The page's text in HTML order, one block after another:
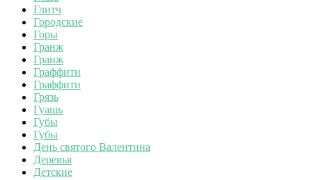
Глитч
Городские
Горы
Гранж
Гранж
Граффити
Граффити
Грязь
Гуашь
Губы
Губы
День святого Валентина
Деревья
Детские